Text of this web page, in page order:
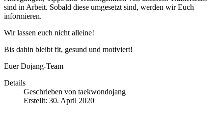
sind in Arbeit. Sobald diese umgesetzt sind, werden wir Euch
informieren.
Wir lassen euch nicht alleine!
Bis dahin bleibt fit, gesund und motiviert!
Euer Dojang-Team
Details
Geschrieben von taekwondojang
Erstellt: 30. April 2020